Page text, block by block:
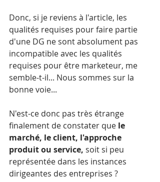
Donc, si je reviens à l'article, les
qualités requises pour faire partie
d'une DG ne sont absolument pas
incompatible avec les qualités
requises pour être marketeur, me
semble-t-il... Nous sommes sur la
bonne voie...
N'est-ce donc pas très étrange
finalement de constater que le
marché, le client, l'approche
produit ou service, soit si peu
représentée dans les instances
dirigeantes des entreprises ?